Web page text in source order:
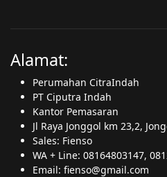
Alamat:
Perumahan CitraIndah
PT Ciputra Indah
Kantor Pemasaran
Jl Raya Jonggol km 23,2,
Sales: Fienso
WA + Line: 08164803147,
Email: fienso@gmail.com